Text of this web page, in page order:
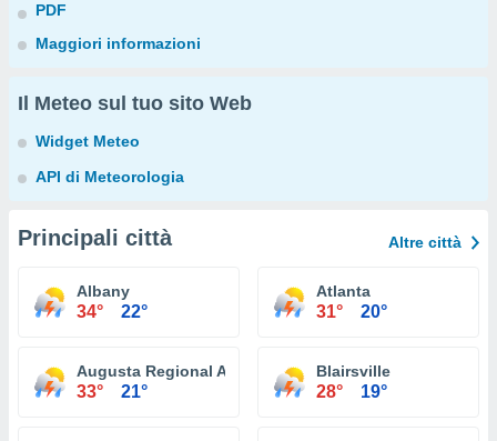
PDF
Maggiori informazioni
Il Meteo sul tuo sito Web
Widget Meteo
API di Meteorologia
Principali città Altre città
Albany
34° 22°
Atlanta
31° 20°
Augusta Regional Airport
33° 21°
Blairsville
28° 19°